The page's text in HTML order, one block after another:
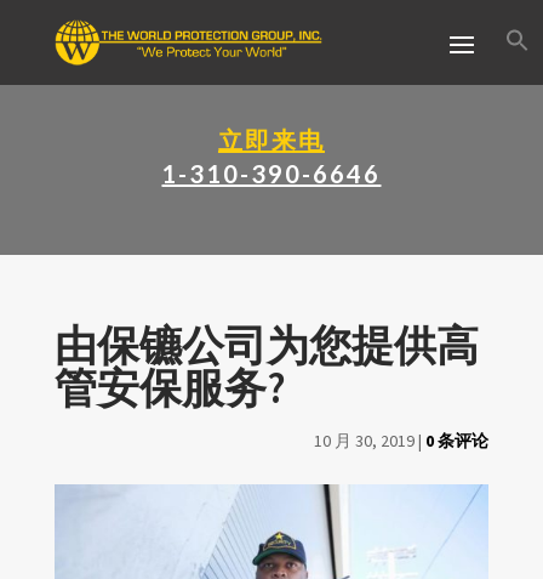
立即来电
1-310-390-6646
由保镳公司为您提供高
管安保服务?
10 月 30, 2019| 0 条评论